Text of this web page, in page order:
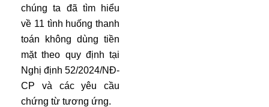
chúng ta đã tìm hiểu
về 11 tình huống thanh
toán không dùng tiền
mặt theo quy định tại
Nghị định 52/2024/NĐ-
CP và các yêu cầu
chứng từ tương ứng.